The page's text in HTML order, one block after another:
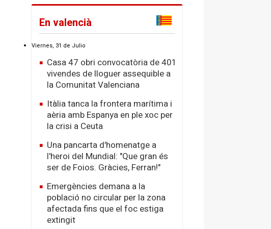
En valencià
Viernes, 31 de Julio
Casa 47 obri convocatòria de 401
vivendes de lloguer assequible a
la Comunitat Valenciana
Itàlia tanca la frontera marítima i
aèria amb Espanya en ple xoc per
la crisi a Ceuta
Una pancarta d'homenatge a
l'heroi del Mundial: "Que gran és
ser de Foios. Gràcies, Ferran!"
Emergències demana a la
població no circular per la zona
afectada fins que el foc estiga
extingit